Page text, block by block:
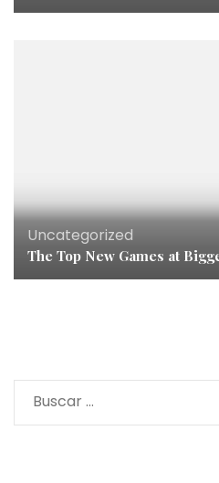
Uncategorized
The Top New Games at
Buscar: